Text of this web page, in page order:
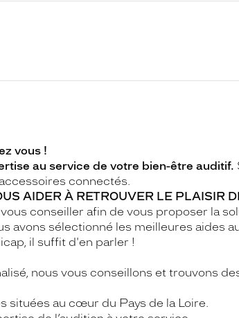
vous !
au service de votre bien-être auditif.
connectés.
AIDER À RETROUVER LE PLAISIR
conseiller afin de vous proposer la
avons sélectionné les meilleures aides
il suffit d'en parler !
nous vous conseillons et trouvons
situées au cœur du Pays de la Loire.